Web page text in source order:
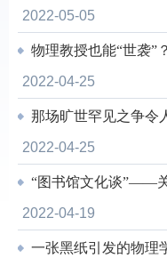
2022-05-05
物理教授也能“世袭”
2022-04-25
那场旷世罕见之争令
2022-04-25
“图书馆文化谈”——
2022-04-19
一张黑纸引发的物理